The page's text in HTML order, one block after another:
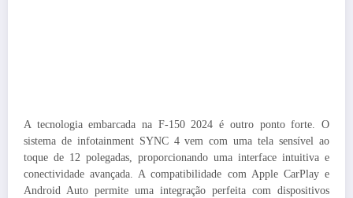
A tecnologia embarcada na F-150 2024 é outro ponto forte. O
sistema de infotainment SYNC 4 vem com uma tela sensível ao
toque de 12 polegadas, proporcionando uma interface intuitiva e
conectividade avançada. A compatibilidade com Apple CarPlay e
Android Auto permite uma integração perfeita com dispositivos